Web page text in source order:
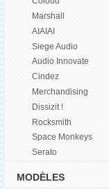
Marshall
AIAIAI
Siege Audio
Audio Innovate
Cindez
Merchandising
Dissizit !
Rocksmith
Space Monkeys
Serato
MODÈLES